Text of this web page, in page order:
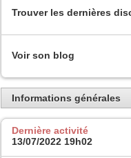
Trouver les dernières
Voir son blog
Informations générales
Dernière activité
13/07/2022 19h02